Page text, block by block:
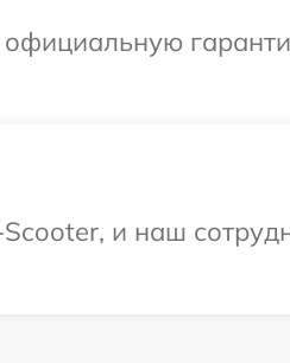
и наш